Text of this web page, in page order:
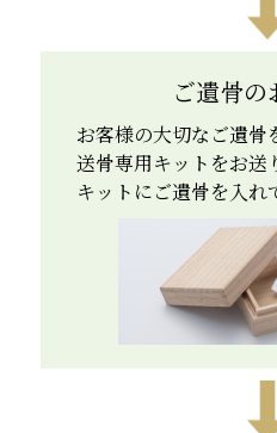
ご遺骨の
お客様の大切なご遺骨
送骨専用キットをお送
キットにご遺骨を入れ